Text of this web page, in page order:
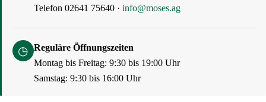
Telefon 02641 75640 · info@moses.ag
◷ Reguläre Öffnungszeiten
Montag bis Freitag: 9:30 bis 19:00 Uhr
Samstag: 9:30 bis 16:00 Uhr